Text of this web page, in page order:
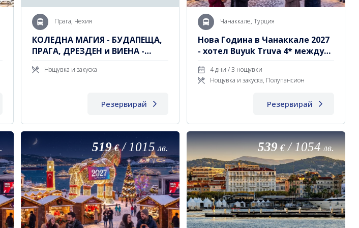
Прага, Чехия
КОЛЕДНА МАГИЯ - БУДАПЕЩА,
ПРАГА, ДРЕЗДЕН и ВИЕНА -
автобусна програма от
Пловдив и София
Нощувка и закуска
Резервирай
Чанаккале, Турция
Нова Година в Чанаккале 2027
- хотел Buyuk Truva 4* между
Европа и Азия
4 дни / 3 нощувки
Нощувка и закуска, Полупансион
Резервирай
519 €/1015 лв. 539 €/1054 лв.